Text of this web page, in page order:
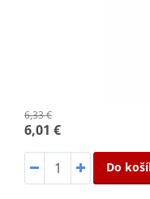
6,33 €
6,01 €
Do